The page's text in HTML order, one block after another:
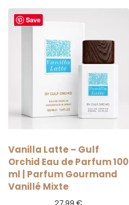
Save
Vanilla Latte – Gulf
Orchid Eau de Parfum 100
ml | Parfum Gourmand
Vanillé Mixte
27,99€